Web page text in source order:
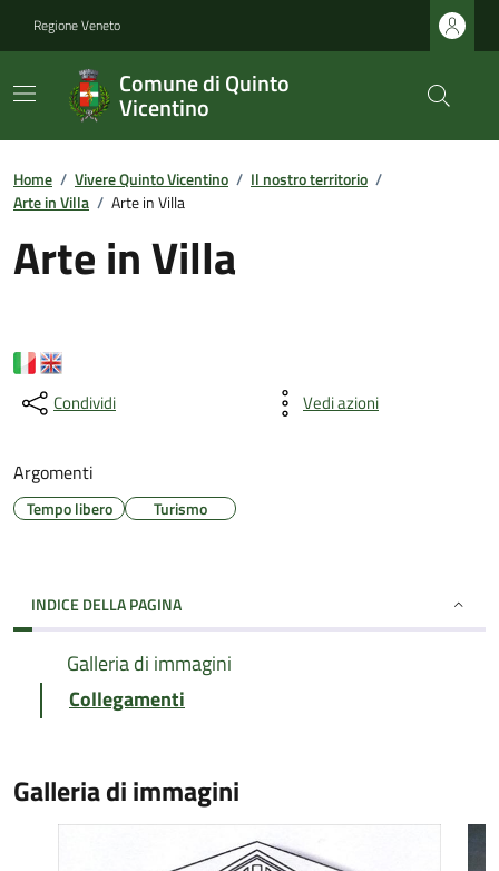
Regione Veneto
Comune di Quinto
Vicentino
Home / Vivere Quinto Vicentino / Il nostro territorio /
Arte in Villa / Arte in Villa
Arte in Villa
Condividi Vedi azioni
Argomenti
Tempo libero Turismo
INDICE DELLA PAGINA
Galleria di immagini
Collegamenti
Galleria di immagini